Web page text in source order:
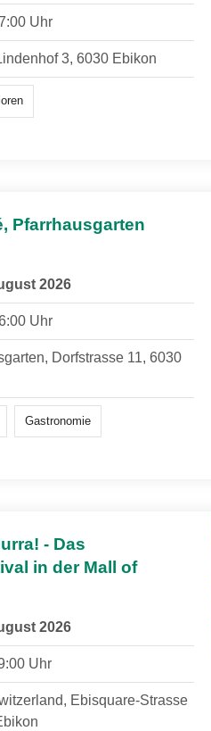
Uhr
3, 6030 Ebikon
Pfarrhausgarten
2026
Uhr
Dorfstrasse 11, 6030
Gastronomie
- Das
in der Mall of
2026
Uhr
Ebisquare-Strasse